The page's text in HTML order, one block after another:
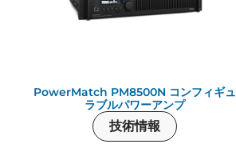
PowerMatch PM8500N コンフィギュ
ラブルパワーアンプ
技術情報